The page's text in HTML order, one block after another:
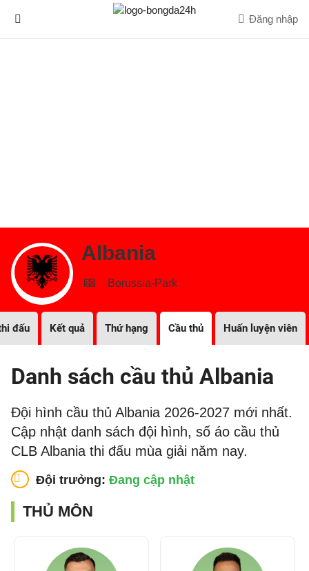
Đăng nhập
Albania
Borussia-Park
đấu Kết quả Thứ hạng Cầu thủ Huấn luyện viên
Danh sách cầu thủ Albania
Đội hình cầu thủ Albania 2026-2027 mới nhất.
Cập nhật danh sách đội hình, số áo cầu thủ
CLB Albania thi đấu mùa giải năm nay.
Đội trưởng: Đang cập nhật
THỦ MÔN